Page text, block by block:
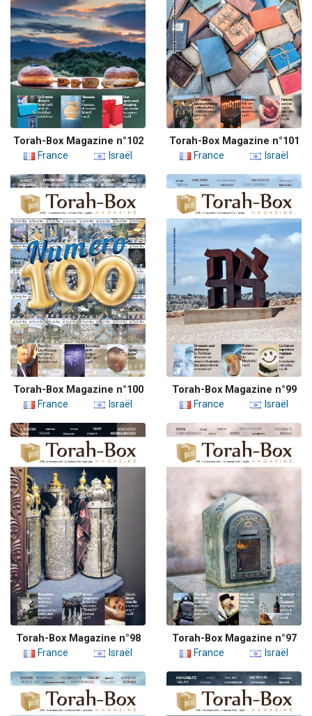
Torah-Box Magazine n°102
France
Israël
Torah-Box Magazine n°101
France
Israël
Torah-Box Magazine n°100
France
Israël
Torah-Box Magazine n°99
France
Israël
Torah-Box Magazine n°98
France
Israël
Torah-Box Magazine n°97
France
Israël